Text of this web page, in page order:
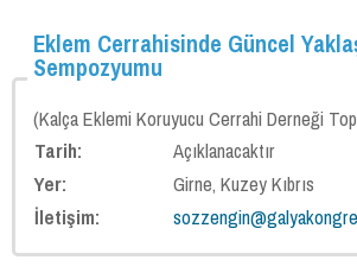
Eklem Cerrahisinde Güncel
Sempozyumu
(Kalça Eklemi Koruyucu Cerrahi Derneği
Tarih:
Açıklanacaktır
Yer:
Girne, Kuzey Kıbrıs
İletişim: